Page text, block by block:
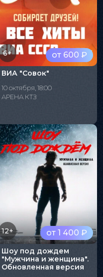
от 600 ₽
6+
ВИА "Совок"
10 октября, 18:00
АРЕНА КТЗ
от 1 400 ₽
12+
Шоу под дождем
"Мужчина и женщина".
Обновленная версия